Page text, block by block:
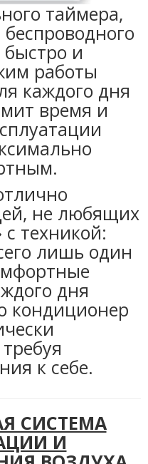
таймера,
быстро и
работы
каждого дня
время и
не любящих
техникой:
лишь один
дня
кондиционер
к себе.
СИСТЕМА
И